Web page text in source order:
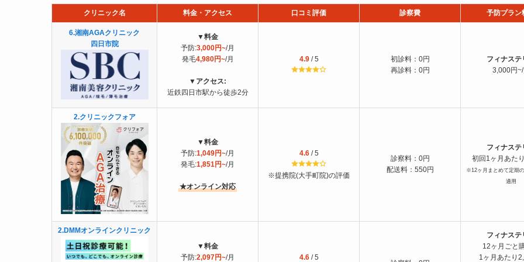
クリニック名 料金・アクセス 口コミ評価 診察費 予防プラン
6.湘南AGAクリニック
四日市院
▼料金
予防:3,000円~/月
発毛4,980円~/月
▼ アクセス:
近鉄四日市駅から徒歩2分
4.9/ 5
初診料：0円
再診料：0円
フィナステ
3,000円~/
2.クリニックフォア
▼料金
予防:1,049円~/月
発毛:1,851円~/月
★オンライン対応
4.6/ 5
※提携院(大手町院)の評価
診察料：0円
配送料：550円
フィナステ
初回1ヶ月あた
※12ヶ月まとめて定期の
適用
2.DMMオンラインクリニック
▼料金
予防:2,097円~/月 4.6/ 5
フィナステ
12ヶ月ごと
1ヶ月あたり